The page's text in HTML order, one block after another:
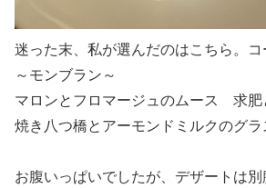
迷った末、私が選んだのはこちら。コ
～モンブラン～
マロンとフロマージュのムース 求肥
焼き八つ橋とアーモンドミルクのグラ
お腹いっぱいでしたが、デザートは別